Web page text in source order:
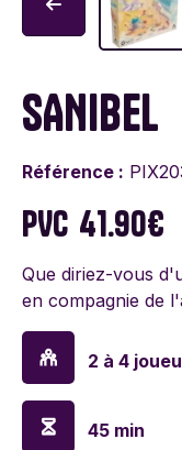
SANIBEL
Référence :
PVC 41.90€
Que diriez-vous
en compagnie de
2 à 4
45 min